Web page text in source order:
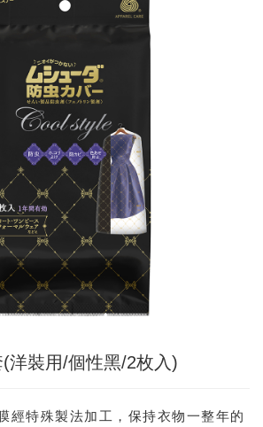
洋裝用/個性黑/2枚入)
經特殊製法加工，保持衣物一整年的